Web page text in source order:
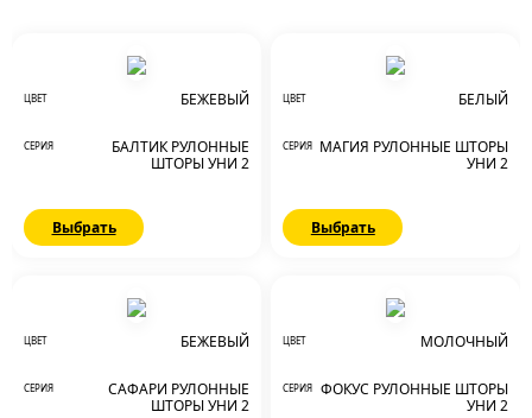
ЦВЕТ БЕЖЕВЫЙ
СЕРИЯ
БАЛТИК РУЛОННЫЕ
ШТОРЫ УНИ 2
Выбрать
ЦВЕТ БЕЛЫЙ
СЕРИЯ
МАГИЯ РУЛОННЫЕ ШТОРЫ
УНИ 2
Выбрать
ЦВЕТ БЕЖЕВЫЙ
СЕРИЯ
САФАРИ РУЛОННЫЕ
ШТОРЫ УНИ 2
ЦВЕТ МОЛОЧНЫЙ
СЕРИЯ
ФОКУС РУЛОННЫЕ ШТОРЫ
УНИ 2